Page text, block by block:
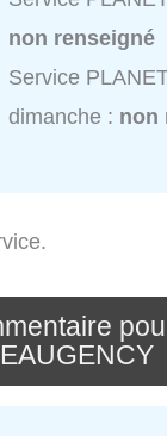
non renseigné
Service
dimanche : non